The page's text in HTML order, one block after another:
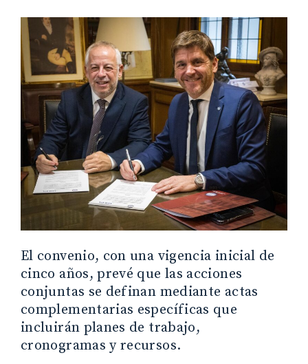
El convenio, con una vigencia inicial de
cinco años, prevé que las acciones
conjuntas se definan mediante actas
complementarias específicas que
incluirán planes de trabajo,
cronogramas y recursos.